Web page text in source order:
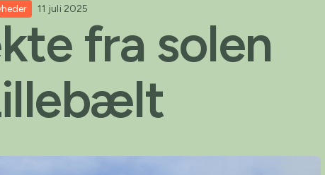
11 juli 2025
fra solen